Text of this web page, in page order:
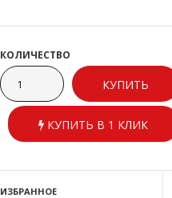
КОЛИЧЕСТВО
КУПИТЬ В 1 КЛИК
ИЗБРАННОЕ